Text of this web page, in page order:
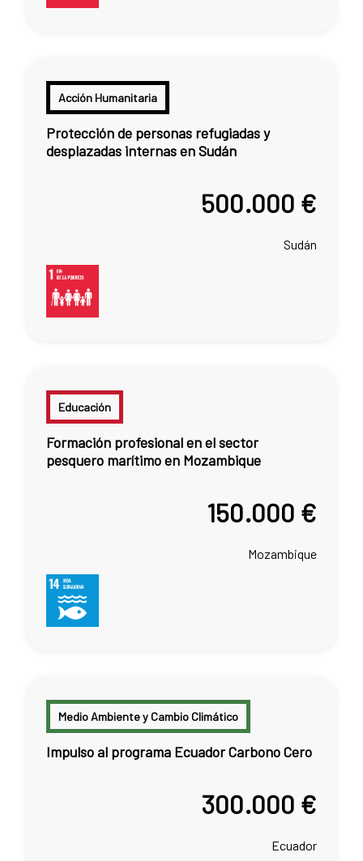
Acción Humanitaria
Protección de personas refugiadas y
desplazadas internas en Sudán
500.000 €
Sudán
Educación
Formación profesional en el sector
pesquero marítimo en Mozambique
150.000 €
Mozambique
Medio Ambiente y Cambio Climático
Impulso al programa Ecuador Carbono Cero
300.000 €
Ecuador